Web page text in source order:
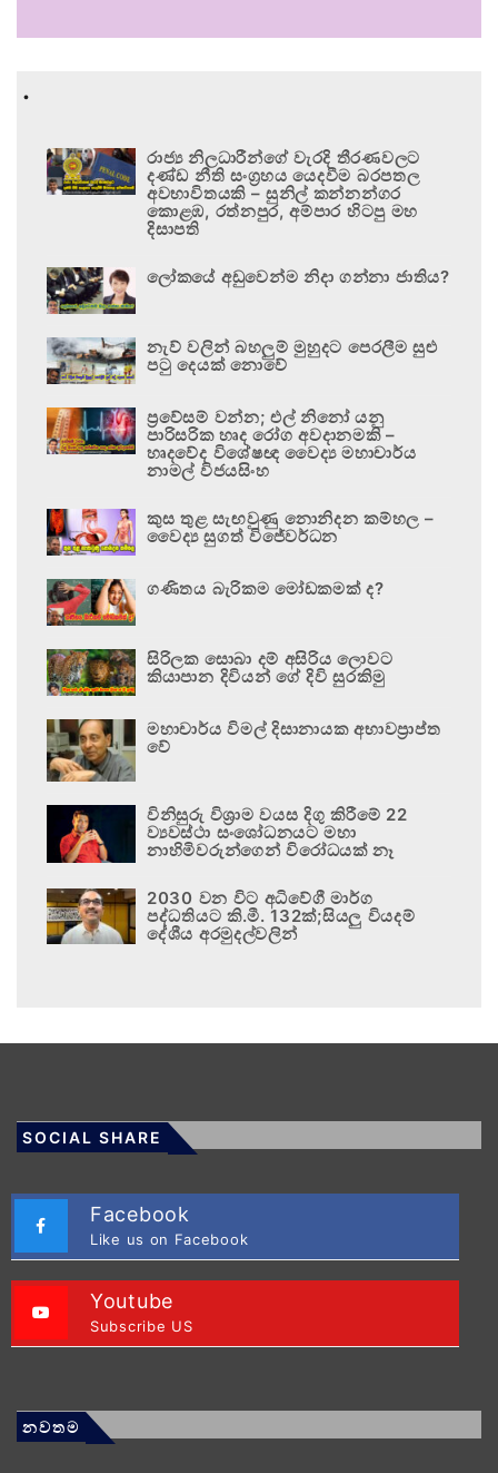
.
රාජ්‍ය නිලධාරීන්ගේ වැරදි තීරණවලට
දණ්ඩ නීති සංග්‍රහය යෙදවීම බරපතල
අවභාවිතයකි – සුනිල් කන්නන්ගර
කොළඹ, රත්නපුර, අම්පාර හිටපු මහ
දිසාපති
ලෝකයේ අඩුවෙන්ම නිදා ගන්නා ජාතිය?
නැව් වලින් බහලුම් මුහුදට පෙරලීම සුළු
පටු දෙයක් නොවේ
ප්‍රවේසම් වන්න; එල් නිනෝ යනු
පාරිසරික හෘද රෝග අවදානමකි –
හෘදවේද විශේෂඥ වෛද්‍ය මහාචාර්ය
නාමල් විජයසිංහ
කුස තුළ සැඟවුණු නොනිදන කම්හල –
වෛද්‍ය සුගත් විජේවර්ධන
ගණිතය බැරිකම මෝඩකමක් ද?
සිරිලක සොබා දම් අසිරිය ලොවට
කියාපාන දිවියන් ගේ දිවි සුරකිමු
මහාචාර්ය විමල් දිසානායක අභාවප්‍රාප්ත
වේ
විනිසුරු විශ්‍රාම වයස දිගු කිරීමේ 22
ව්‍යවස්ථා සංශෝධනයට මහා
නාහිමිවරුන්ගෙන් විරෝධයක් නෑ
2030 වන විට අධිවේගී මාර්ග
පද්ධතියට කි.මී. 132ක්;සියලු වියදම්
දේශීය අරමුදල්වලින්
SOCIAL SHARE
Facebook
Like us on Facebook
Youtube
Subscribe US
නවතම